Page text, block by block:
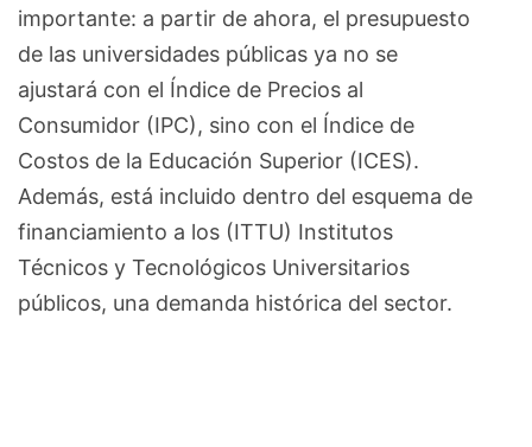
importante: a partir de ahora, el presupuesto
de las universidades públicas ya no se
ajustará con el Índice de Precios al
Consumidor (IPC), sino con el Índice de
Costos de la Educación Superior (ICES).
Además, está incluido dentro del esquema de
financiamiento a los (ITTU) Institutos
Técnicos y Tecnológicos Universitarios
públicos, una demanda histórica del sector.